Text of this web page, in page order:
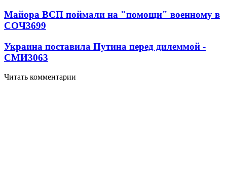
Майора ВСП поймали на "помощи" военному в
СОЧ3699
Украина поставила Путина перед дилеммой -
СМИ3063
Читать комментарии